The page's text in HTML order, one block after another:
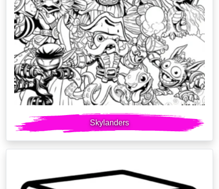
Skylanders